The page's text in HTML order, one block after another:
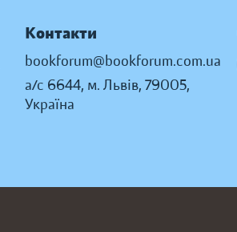
Контакти
bookforum@bookforum.com.ua
а/с 6644, м. Львів, 79005,
Україна